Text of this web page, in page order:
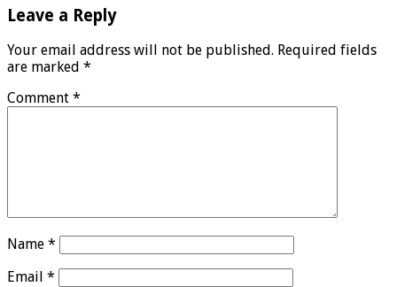
Leave a Reply
Your email address will not be published. Required fields
are marked *
Comment *
Name *
Email *